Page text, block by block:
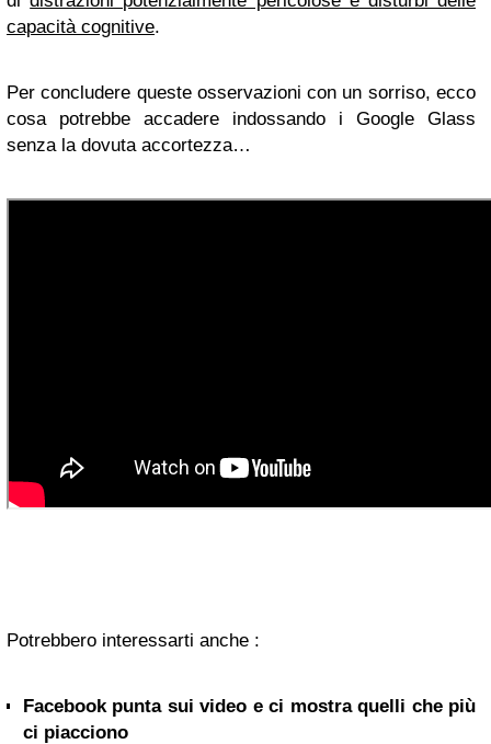
capacità cognitive.
Per concludere queste osservazioni con un sorriso, ecco
cosa potrebbe accadere indossando i Google Glass
senza la dovuta accortezza…
Potrebbero interessarti anche :
Facebook punta sui video e ci mostra quelli che più
ci piacciono